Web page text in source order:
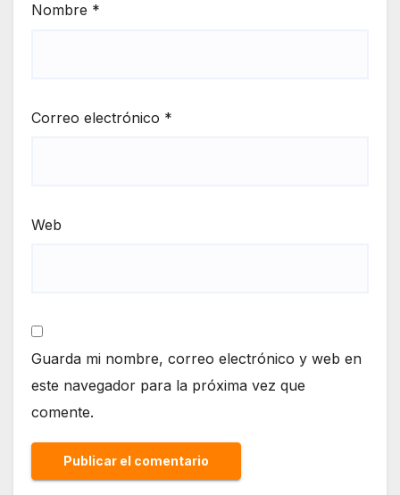
Nombre *
Correo electrónico *
Web
Guarda mi nombre, correo electrónico y web en
este navegador para la próxima vez que
comente.